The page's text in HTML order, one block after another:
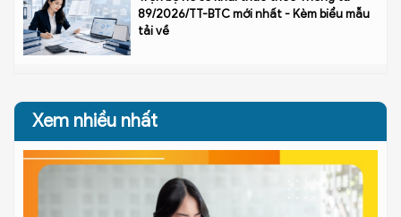
89/2026/TT-BTC mới nhất - Kèm biểu mẫu
tải về
Xem nhiều nhất